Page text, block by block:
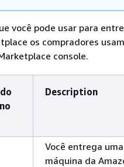
você pode usar para
os compradores
console.
Description
Você entrega
máquina da